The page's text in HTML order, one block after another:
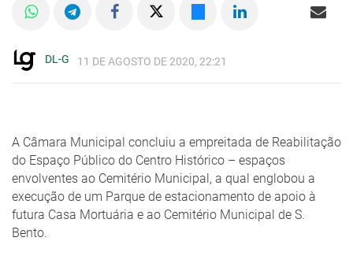
DL-G 11 DE AGOSTO DE 2020, 22:21
A Câmara Municipal concluiu a empreitada de Reabilitação
do Espaço Público do Centro Histórico – espaços
envolventes ao Cemitério Municipal, a qual englobou a
execução de um Parque de estacionamento de apoio à
futura Casa Mortuária e ao Cemitério Municipal de S.
Bento.